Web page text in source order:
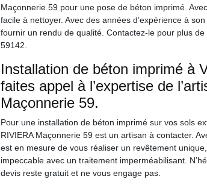
Maçonnerie 59 pour une pose de béton imprimé.
facile à nettoyer. Avec des années d’expérience à
fournir un rendu de qualité. Contactez-le pour plus
59142.
Installation de béton imprimé à
faites appel à l’expertise de
Maçonnerie 59.
Pour une installation de béton imprimé sur vos sols
RIVIERA Maçonnerie 59 est un artisan à contacter.
est en mesure de vous réaliser un revêtement
impeccable avec un traitement imperméabilisant.
devis reste gratuit et ne vous engage pas.